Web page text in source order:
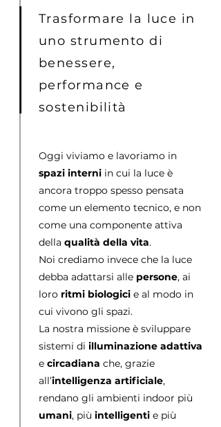
Trasformare la luce in
uno strumento di
benessere,
performance e
sostenibilità
Oggi viviamo e lavoriamo in
spazi interni in cui la luce è
ancora troppo spesso pensata
come un elemento tecnico, e non
come una componente attiva
della qualità della vita.
Noi crediamo invece che la luce
debba adattarsi alle persone, ai
loro ritmi biologici e al modo in
cui vivono gli spazi.
La nostra missione è sviluppare
sistemi di illuminazione adattiva
e circadiana che, grazie
all’intelligenza artificiale,
rendano gli ambienti indoor più
umani, più intelligenti e più